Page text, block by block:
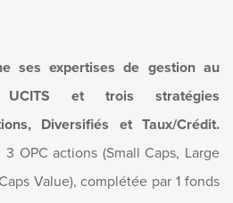
ses expertises de gestion au
et trois stratégies
Diversifiés et Taux/Crédit.
OPC actions (Small Caps, Large
Value), complétée par 1 fonds